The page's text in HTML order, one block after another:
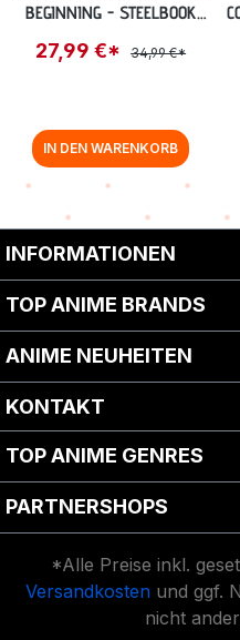
BEGINNING - STEELBOOK
ANIME PLANET)
27,99 €* 34,99 €*
IN DEN WARENKORB
INFORMATIONEN
TOP ANIME BRANDS
ANIME NEUHEITEN
KONTAKT
TOP ANIME GENRES
PARTNERSHOPS
*Alle Preise inkl.
Versandkosten und ggf.
nicht